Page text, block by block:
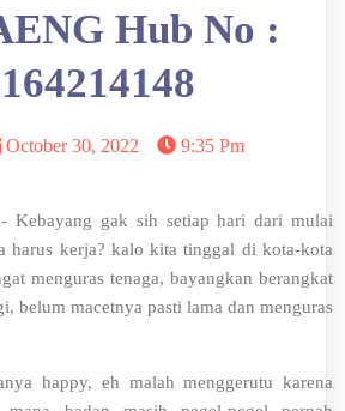
Hub No :
October 30, 2022 9:35 Pm
Kebayang gak sih setiap hari dari mulai
harus kerja? kalo kita tinggal di kota-kota
menguras tenaga, bayangkan berangkat
belum macetnya pasti lama dan menguras
happy, eh malah menggerutu karena